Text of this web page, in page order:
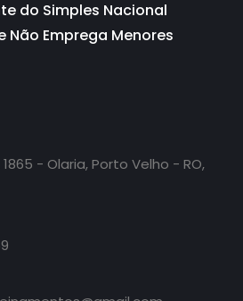
do Simples Nacional
Não Emprega Menores
1865 - Olaria, Porto Velho - RO,